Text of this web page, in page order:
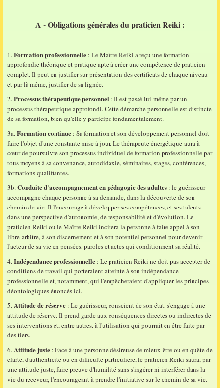
Les LoisA - Obligations générales du praticien Reiki :
1.Formation professionnelle : Le Maître Reiki a reçu une formation
approfondie théorique et pratique apte à créer une compétence de praticien
complet. Il peut en justifier sur présentation des certificats de chaque niveau
et par là même, justifier de sa lignée.
2.Processus thérapeutique personnel : Il est passé lui-même par un
processus thérapeutique approfondi. Cette démarche personnelle est distincte
de sa formation, bien qu'elle y participe fondamentalement.
3a.Formation continue : Sa formation et son développement personnel doit
faire l'objet d'une constante mise à jour. Le thérapeute énergétique aura à
cœur de poursuivre son processus individuel de formation professionnelle par
tous moyens à sa convenance, autodidaxie, séminaires, stages, conférences,
formations qualifiantes.
3b.Conduite d'accompagnement en pédagogie des adultes : le guérisseur
accompagne chaque personne à sa demande, dans la découverte de son
chemin de vie. Il l'encourage à développer ses compétences, et ses talents
dans une perspective d'autonomie, de responsabilité et d'évolution. Le
praticien Reiki ou le Maître Reiki incitera la personne à faire appel à son
libre-arbitre, à son discernement et à son potentiel personnel pour devenir
l'acteur de sa vie en pensées, paroles et actes qui conditionnent sa réalité.
4.Indépendance professionnelle : Le praticien Reiki ne doit pas accepter de
conditions de travail qui porteraient atteinte à son indépendance
professionnelle et, notamment, qui l'empêcheraient d'appliquer les principes
déontologiques énoncés ici.
5. Attitude de réserve : Le guérisseur, conscient de son état, s'engage à une
attitude de réserve. Il prend garde aux conséquences directes ou indirectes de
ses interventions et, entre autres, à l'utilisation qui pourrait en être faite par
des tiers.
6. Attitude juste : Face à une personne désireuse de mieux-être ou en quête de
clarté, d'authenticité ou en difficulté particulière, le praticien Reiki saura, par
une attitude juste, faire preuve d'humilité sans s'ingérer ni interférer dans la
vie du receveur, l'encourageant à prendre l'initiative sur le chemin de sa vie.